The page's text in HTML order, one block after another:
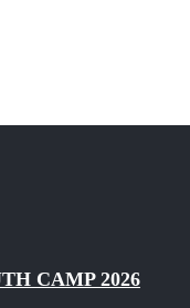
CAMP 2026